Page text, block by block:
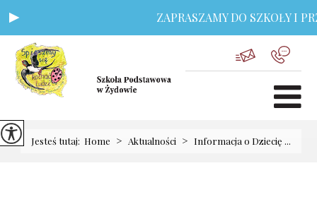
ZAPRASZAMY DO SZKOŁY I
Jesteś tutaj: Home > Aktualności > Informacja o Dziecię ...